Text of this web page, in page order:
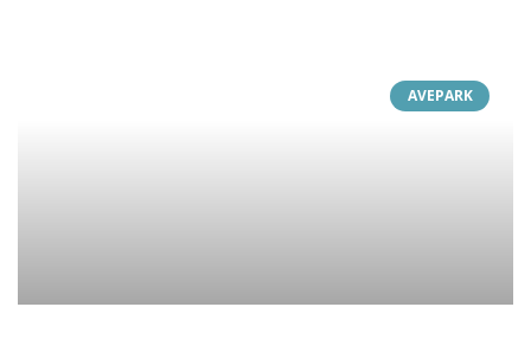
AVEPARK